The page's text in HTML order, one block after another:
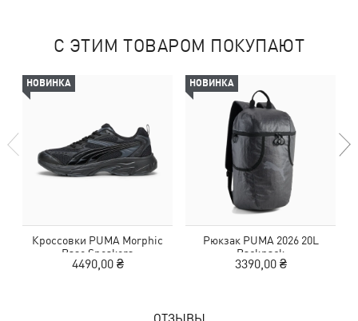
С ЭТИМ ТОВАРОМ ПОКУПАЮТ
НОВИНКА
Кроссовки PUMA Morphic
Base Sneakers
4490,00 ₴
НОВИНКА
Рюкзак PUMA 2026 20L
Backpack
3390,00 ₴
ОТЗЫВЫ